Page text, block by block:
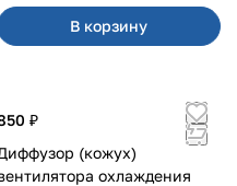
В корзину
₽
(кожух)
охлаждения